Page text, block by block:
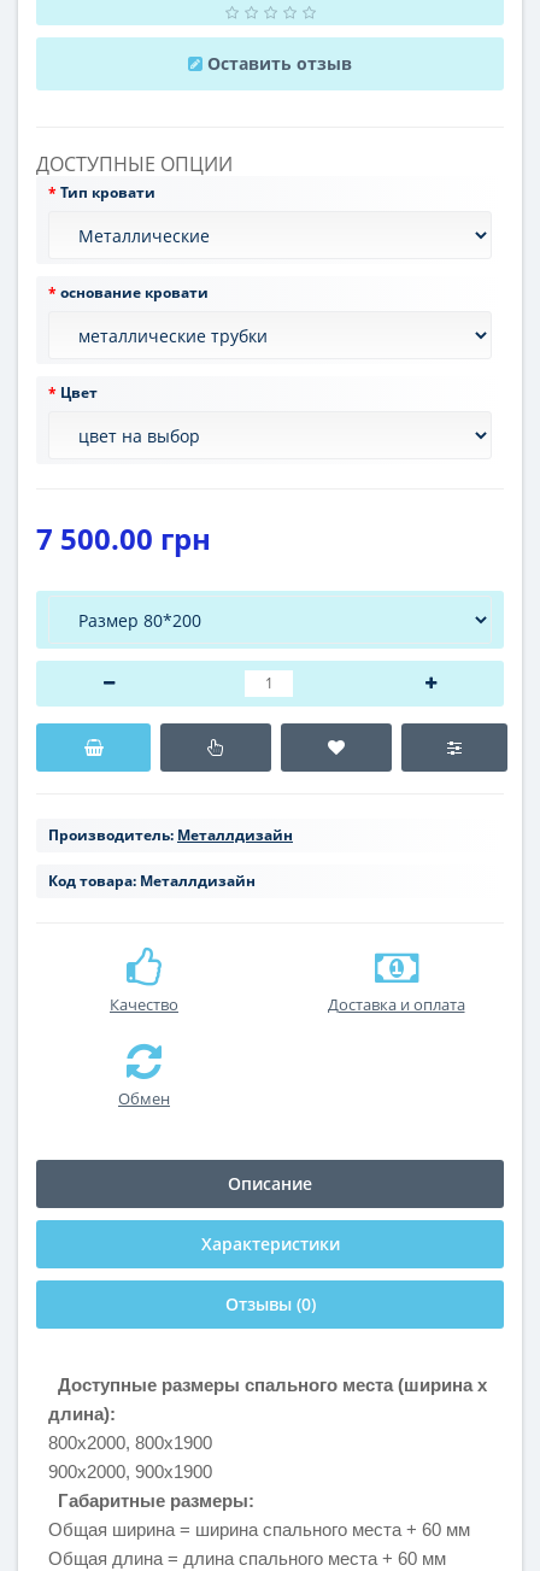
Оставить отзыв
ДОСТУПНЫЕ ОПЦИИ
Тип кровати
основание кровати
Цвет
7 500.00 грн
Производитель: Металлдизайн
Код товара: Металлдизайн
Качество Доставка и оплата
Обмен
Описание
Характеристики
Отзывы (0)
Доступные размеры спального места (ширина х
длина):
800х2000, 800х1900
900х2000, 900х1900
Габаритные размеры:
Общая ширина = ширина спального места + 60 мм
Общая длина = длина спального места + 60 мм